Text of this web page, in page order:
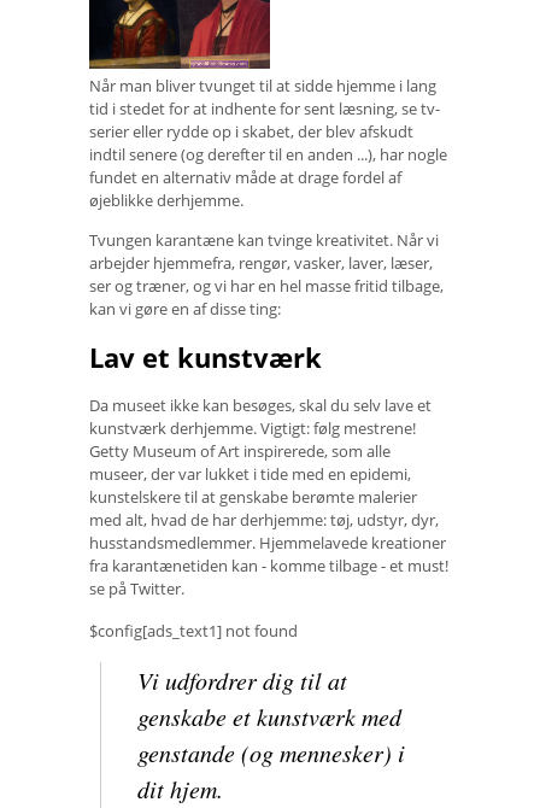
Når man bliver tvunget til at sidde hjemme i lang
tid i stedet for at indhente for sent læsning, se tv-
serier eller rydde op i skabet, der blev afskudt
indtil senere (og derefter til en anden ...), har nogle
fundet en alternativ måde at drage fordel af
øjeblikke derhjemme.
Tvungen karantæne kan tvinge kreativitet. Når vi
arbejder hjemmefra, rengør, vasker, laver, læser,
ser og træner, og vi har en hel masse fritid tilbage,
kan vi gøre en af ​​disse ting:
Lav et kunstværk
Da museet ikke kan besøges, skal du selv lave et
kunstværk derhjemme. Vigtigt: følg mestrene!
Getty Museum of Art inspirerede, som alle
museer, der var lukket i tide med en epidemi,
kunstelskere til at genskabe berømte malerier
med alt, hvad de har derhjemme: tøj, udstyr, dyr,
husstandsmedlemmer. Hjemmelavede kreationer
fra karantænetiden kan - komme tilbage - et must!
se på Twitter.
$config[ads_text1] not found
Vi udfordrer dig til at
genskabe et kunstværk med
genstande (og mennesker) i
dit hjem.